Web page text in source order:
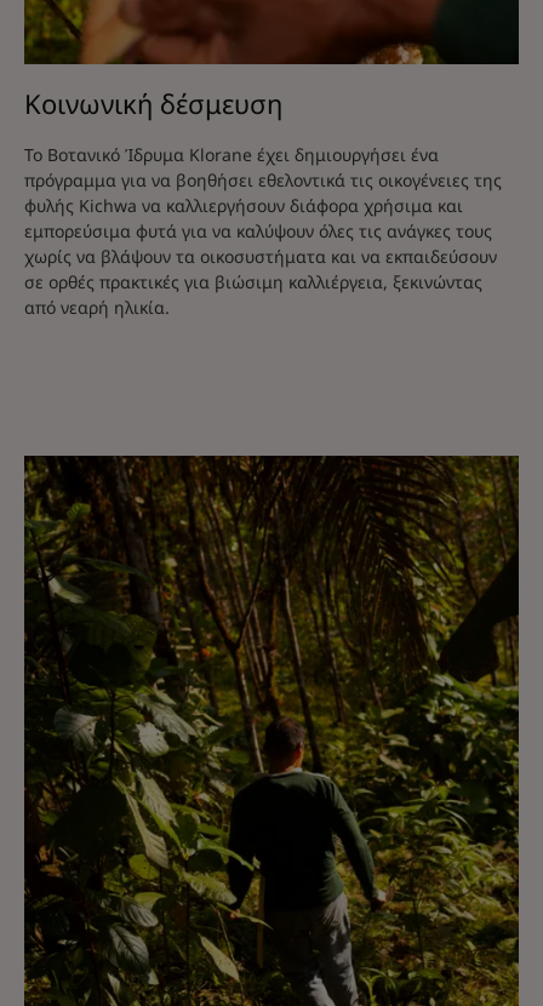
Κοινωνική δέσμευση
Το Βοτανικό Ίδρυμα Klorane έχει δημιουργήσει ένα
πρόγραμμα για να βοηθήσει εθελοντικά τις οικογένειες της
φυλής Kichwa να καλλιεργήσουν διάφορα χρήσιμα και
εμπορεύσιμα φυτά για να καλύψουν όλες τις ανάγκες τους
χωρίς να βλάψουν τα οικοσυστήματα και να εκπαιδεύσουν
σε ορθές πρακτικές για βιώσιμη καλλιέργεια, ξεκινώντας
από νεαρή ηλικία.